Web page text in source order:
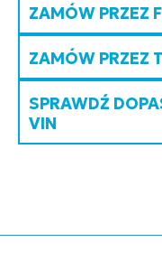
ZAMÓW PRZEZ
ZAMÓW PRZEZ
SPRAWDŹ
VIN